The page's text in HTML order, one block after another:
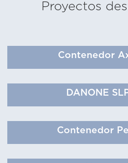
Proyectos
Contenedor
DANONE
Contenedor